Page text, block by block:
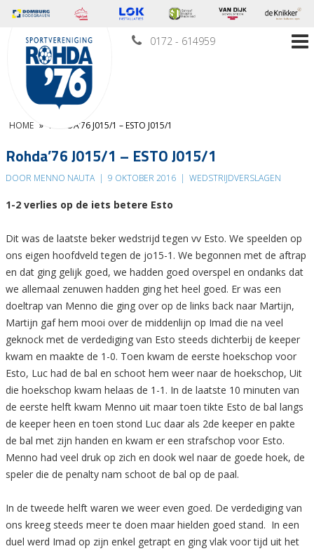
0172 - 614959
HOME » ROHDA’76 J015/1 – ESTO J015/1
Rohda’76 J015/1 – ESTO J015/1
DOOR MENNO NAUTA | 9 OKTOBER 2016 | WEDSTRIJDVERSLAGEN
1-2 verlies op de iets betere Esto
Dit was de laatste beker wedstrijd tegen vv Esto. We speelden op
ons eigen hoofdveld tegen de jo15-1. We begonnen met de aftrap
en dat ging gelijk goed, we hadden goed overspel en ondanks dat
we allemaal zenuwen hadden ging het heel goed. Er was een
doeltrap van Menno die ging over op de links back naar Martijn,
Martijn gaf hem mooi over de middenlijn op Imad die na veel
geknock met de verdediging van Esto steeds dichterbij de keeper
kwam en maakte de 1-0. Toen kwam de eerste hoekschop voor
Esto, Luc had de bal en schoot hem weer naar de hoekschop, Uit
die hoekschop kwam helaas de 1-1. In de laatste 10 minuten van
de eerste helft kwam Menno uit maar toen tikte Esto de bal langs
de keeper heen en toen stond Luc daar als 2de keeper en pakte
de bal met zijn handen en kwam er een strafschop voor Esto.
Menno had veel druk op zich en dook wel naar de goede hoek, de
speler die de penalty nam schoot de bal op de paal.
In de tweede helft waren we weer even goed. De verdediging van
ons kreeg steeds meer te doen maar hielden goed stand. In een
duel werd Imad op zijn enkel getrapt en ging vlak voor tijd uit het